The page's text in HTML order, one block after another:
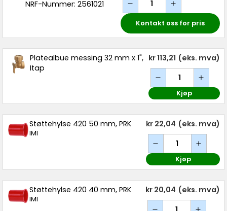
NRF-Nummer: 2561021
Kontakt oss for pris
Platealbue messing 32 mm x 1",
Itap
kr 113,21 (eks. mva)
Kjøp
Støttehylse 420 50 mm, PRK
IMI
kr 22,04 (eks. mva)
Kjøp
Støttehylse 420 40 mm, PRK
IMI
kr 20,04 (eks. mva)